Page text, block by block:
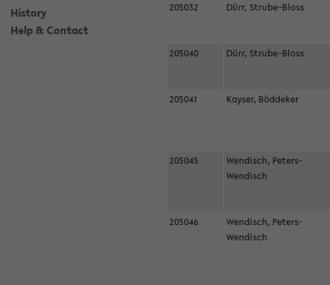
History
Help & Contact
205032 Dürr, Strube-Bloss
205040 Dürr, Strube-Bloss
205041 Kayser, Böddeker
205045
Wendisch, Peters-
Wendisch
205046
Wendisch, Peters-
Wendisch